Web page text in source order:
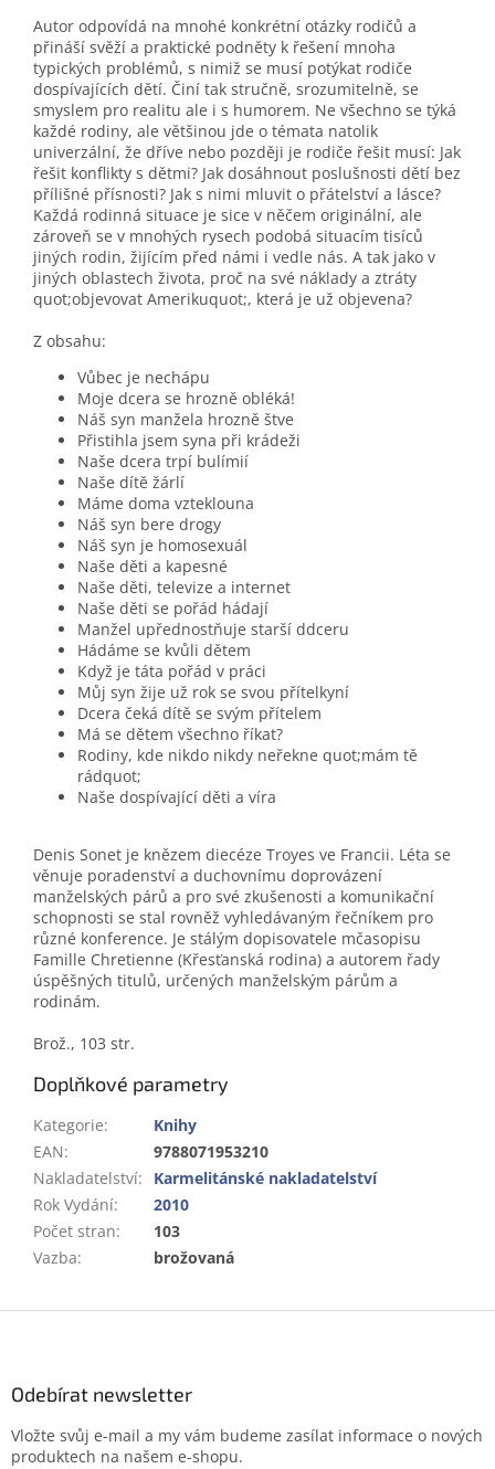
Autor odpovídá na mnohé konkrétní otázky rodičů a
přináší svěží a praktické podněty k řešení mnoha
typických problémů, s nimiž se musí potýkat rodiče
dospívajících dětí. Činí tak stručně, srozumitelně, se
smyslem pro realitu ale i s humorem. Ne všechno se týká
každé rodiny, ale většinou jde o témata natolik
univerzální, že dříve nebo později je rodiče řešit musí: Jak
řešit konflikty s dětmi? Jak dosáhnout poslušnosti dětí bez
přílišné přísnosti? Jak s nimi mluvit o přátelství a lásce?
Každá rodinná situace je sice v něčem originální, ale
zároveň se v mnohých rysech podobá situacím tisíců
jiných rodin, žijícím před námi i vedle nás. A tak jako v
jiných oblastech života, proč na své náklady a ztráty
quot;objevovat Amerikuquot;, která je už objevena?
Z obsahu:
Vůbec je nechápu
Moje dcera se hrozně obléká!
Náš syn manžela hrozně štve
Přistihla jsem syna při krádeži
Naše dcera trpí bulímií
Naše dítě žárlí
Máme doma vzteklouna
Náš syn bere drogy
Náš syn je homosexuál
Naše děti a kapesné
Naše děti, televize a internet
Naše děti se pořád hádají
Manžel upřednostňuje starší ddceru
Hádáme se kvůli dětem
Když je táta pořád v práci
Můj syn žije už rok se svou přítelkyní
Dcera čeká dítě se svým přítelem
Má se dětem všechno říkat?
Rodiny, kde nikdo nikdy neřekne quot;mám tě
rádquot;
Naše dospívající děti a víra
Denis Sonet je knězem diecéze Troyes ve Francii. Léta se
věnuje poradenství a duchovnímu doprovázení
manželských párů a pro své zkušenosti a komunikační
schopnosti se stal rovněž vyhledávaným řečníkem pro
různé konference. Je stálým dopisovatele mčasopisu
Famille Chretienne (Křesťanská rodina) a autorem řady
úspěšných titulů, určených manželským párům a
rodinám.
Brož., 103 str.
Doplňkové parametry
Kategorie:
Knihy
EAN:
9788071953210
Nakladatelství:
Karmelitánské nakladatelství
Rok Vydání:
2010
Počet stran:
103
Vazba: brožovaná
Odebírat newsletter
Vložte svůj e-mail a my vám budeme zasílat informace o nových
produktech na našem e-shopu.